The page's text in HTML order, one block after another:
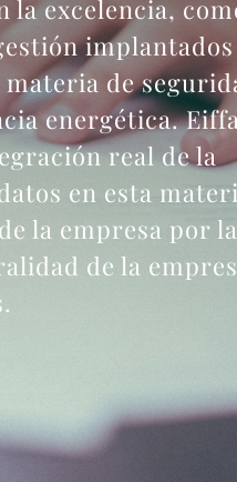
la excelencia,
de
energética.
real de la
en esta
la empresa por la
de la